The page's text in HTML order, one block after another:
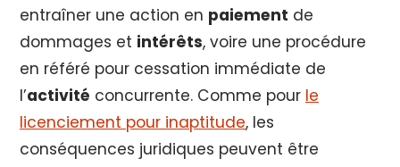
entraîner une action en paiement de
dommages et intérêts, voire une procédure
en référé pour cessation immédiate de
l’activité concurrente. Comme pour le
licenciement pour inaptitude, les
conséquences juridiques peuvent être